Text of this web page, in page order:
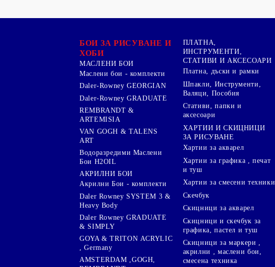
БОИ ЗА РИСУВАНЕ И
ХОБИ
МАСЛЕНИ БОИ
Маслени бои - комплекти
Daler-Rowney GEORGIAN
Daler-Rowney GRADUATE
REMBRANDT &
ARTEMISIA
VAN GOGH & TALENS
ART
Водоразредими Маслени
Бои H2OIL
АКРИЛНИ БОИ
Акрилни Бои - комплекти
Daler Rowney SYSTEM 3 &
Heavy Body
Daler Rowney GRADUATE
& SIMPLY
GOYA & TRITON АCRYLIC
, Germany
AMSTERDAM ,GOGH,
ПЛАТНА,
ИНСТРУМЕНТИ,
СТАТИВИ И АКСЕСОАРИ
Платна, дъски и рамки
Шпакли, Инструменти,
Валяци, Пособия
Стативи, папки и
аксесоари
ХАРТИИ И СКИЦНИЦИ
ЗА РИСУВАНЕ
Хартии за акварел
Хартии за графика , печат
и туш
Хартии за смесени техники
Скечбук
Скицници за акварел
Скицници и скечбук за
графика, пастел и туш
Скицници за маркери ,
акрилни , маслени бои,
смесена техника